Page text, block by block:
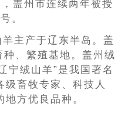
盖州市连续两年被授
。
主产于辽东半岛。盖
种、繁殖基地。盖州绒
宁绒山羊”是我国著名
级畜牧专家、科技人
方优良品种。